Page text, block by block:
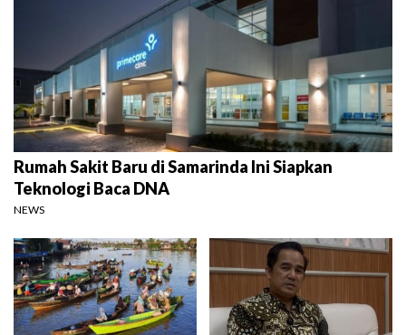
Rumah Sakit Baru di Samarinda Ini Siapkan
Teknologi Baca DNA
NEWS